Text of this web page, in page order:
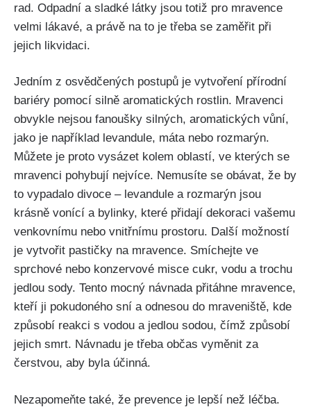
rad. Odpadní a sladké látky jsou totiž pro mravence​
velmi lákavé, a právě na to je třeba⁣ se zaměřit⁣ při
jejich likvidaci.
Jedním ‍z osvědčených postupů je vytvoření přírodní
bariéry pomocí silně aromatických rostlin. Mravenci
obvykle nejsou fanoušky silných, aromatických vůní,
jako je například levandule, máta nebo rozmarýn.
⁣Můžete ⁢je proto vysázet kolem oblastí,⁣ ve kterých se
mravenci pohybují nejvíce.⁢ Nemusíte se obávat, že by
to vypadalo divoce – levandule a rozmarýn ‍jsou
krásně vonící a bylinky, které přidají dekoraci vašemu
venkovnímu nebo‌ vnitřnímu prostoru. Další možností
je vytvořit pastičky na mravence. Smíchejte ve
⁣sprchové nebo konzervové misce cukr, vodu a trochu
jedlou sody. ‍Tento mocný návnada přitáhne mravence,
kteří ji pokudoného sní a odnesou do mraveniště, kde
způsobí reakci s vodou a jedlou sodou, čímž způsobí
jejich smrt. Návnadu je třeba občas vyměnit za
čerstvou, aby byla účinná.
Nezapomeňte⁢ také,‍ že prevence je lepší než ⁣léčba.